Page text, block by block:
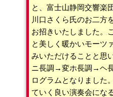
と、富士山静岡交響楽
川口さくら氏のお二方
お招きいたしました。
と美しく暖かいモーツ
みいただけることと思
ニ長調→変ホ長調→ヘ
ログラムとなりました
ていく良い演奏会にな